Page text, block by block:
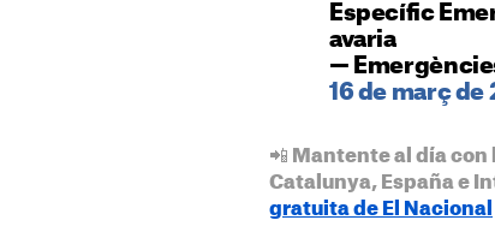
Específic
avaria
—
16 de març de
📲 Mantente al día
Catalunya, España e
gratuita de El Nacional